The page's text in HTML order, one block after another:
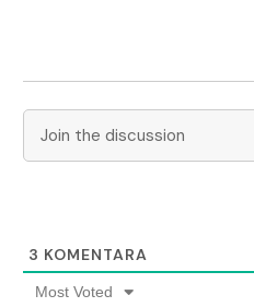
3 KOMENTARA
Most Voted